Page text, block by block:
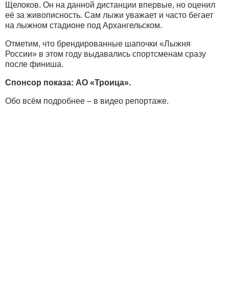
Щелоков. Он на данной дистанции впервые, но оценил
её за живописность. Сам лыжи уважает и часто бегает
на лыжном стадионе под Архангельском.
Отметим, что брендированные шапочки «Лыжня
России» в этом году выдавались спортсменам сразу
после финиша.
Спонсор показа: АО «Троица».
Обо всём подробнее – в видео репортаже.